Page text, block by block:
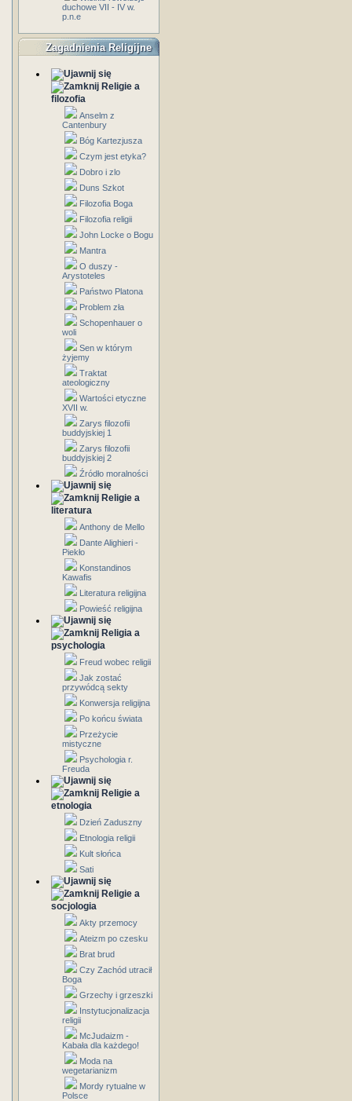
duchowe VII - IV w.
p.n.e
Zagadnienia Religijne
Religie a
filozofia
Anselm z
Cantenbury
Bóg Kartezjusza
Czym jest etyka?
Dobro i zlo
Duns Szkot
Filozofia Boga
Filozofia religii
John Locke o Bogu
Mantra
O duszy -
Arystoteles
Państwo Platona
Problem zła
Schopenhauer o
woli
Sen w którym
żyjemy
Traktat
ateologiczny
Wartości etyczne
XVII w.
Zarys filozofii
buddyjskiej 1
Zarys filozofii
buddyjskiej 2
Źródło moralności
Religie a
literatura
Anthony de Mello
Dante Alighieri -
Piekło
Konstandinos
Kawafis
Literatura religijna
Powieść religijna
Religia a
psychologia
Freud wobec religii
Jak zostać
przywódcą sekty
Konwersja religijna
Po końcu świata
Przeżycie
mistyczne
Psychologia r.
Freuda
Religie a
etnologia
Dzień Zaduszny
Etnologia religii
Kult słońca
Sati
Religie a
socjologia
Akty przemocy
Ateizm po czesku
Brat brud
Czy Zachód utracił
Boga
Grzechy i grzeszki
Instytucjonalizacja
religii
McJudaizm -
Kabała dla każdego!
Moda na
wegetarianizm
Mordy rytualne w
Polsce